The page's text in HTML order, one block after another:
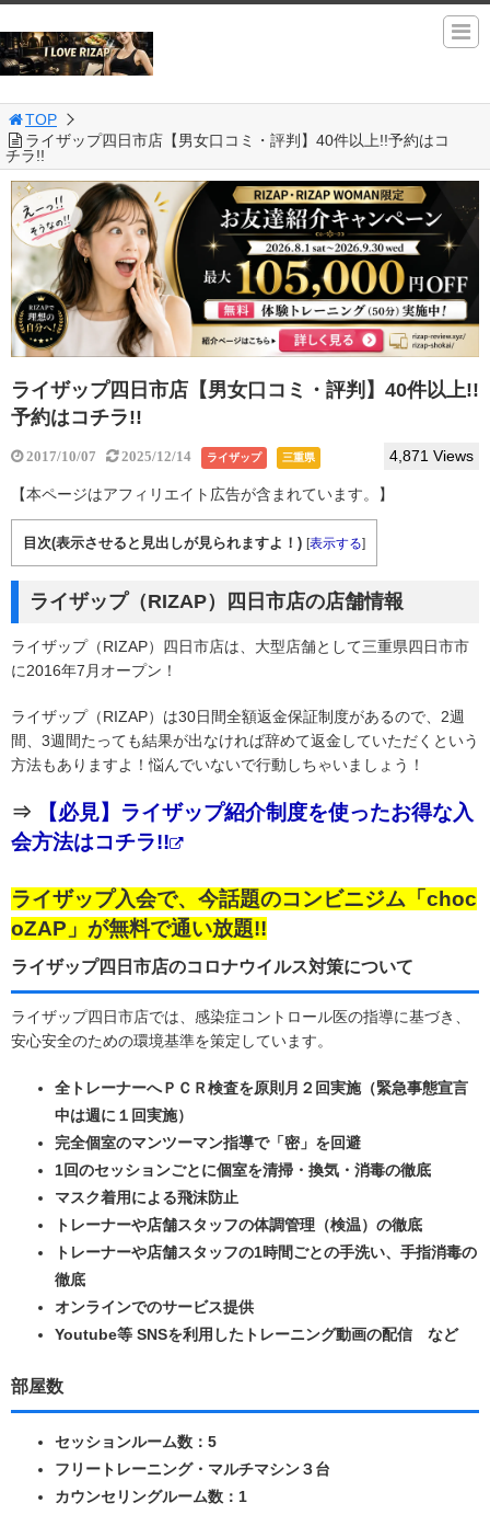
TOP
ライザップ四日市店【男女口コミ・評判】40件以上!!予約はコ
チラ!!
ライザップ四日市店【男女口コミ・評判】40件以上!!
予約はコチラ!!
2017/10/07 2025/12/14 ライザップ 三重県 4,871 Views
【本ページはアフィリエイト広告が含まれています。】
目次(表示させると見出しが見られますよ！) [表示する]
ライザップ（RIZAP）四日市店の店舗情報
ライザップ（RIZAP）四日市店は、大型店舗として三重県四日市市
に2016年7月オープン！
ライザップ（RIZAP）は30日間全額返金保証制度があるので、2週
間、3週間たっても結果が出なければ辞めて返金していただくという
方法もありますよ！悩んでいないで行動しちゃいましょう！
⇒
【必見】ライザップ紹介制度を使ったお得な入
会方法はコチラ!!
ライザップ入会で、今話題のコンビニジム「choc
oZAP」が無料で通い放題!!
ライザップ四日市店のコロナウイルス対策について
ライザップ四日市店では、感染症コントロール医の指導に基づき、
安心安全のための環境基準を策定しています。
全トレーナーへＰＣＲ検査を原則月２回実施（緊急事態宣言
中は週に１回実施）
完全個室のマンツーマン指導で「密」を回避
1回のセッションごとに個室を清掃・換気・消毒の徹底
マスク着用による飛沫防止
トレーナーや店舗スタッフの体調管理（検温）の徹底
トレーナーや店舗スタッフの1時間ごとの手洗い、手指消毒の
徹底
オンラインでのサービス提供
Youtube等 SNSを利用したトレーニング動画の配信 など
部屋数
セッションルーム数：5
フリートレーニング・マルチマシン３台
カウンセリングルーム数：1